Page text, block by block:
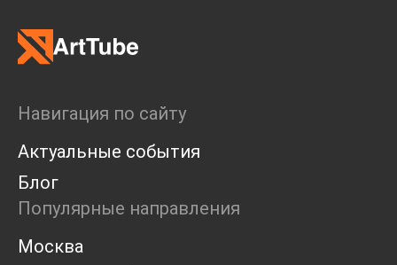
Навигация по сайту
Актуальные события
Блог
Популярные направления
Москва